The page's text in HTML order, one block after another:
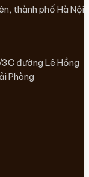
thành phố Hà Nội
đường Lê Hồng
Phòng